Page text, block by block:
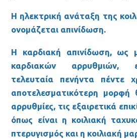
Η ηλεκτρική ανάταξη της
ονομάζεται απινίδωση.
Η καρδιακή απινίδωση, ως
καρδιακών αρρυθμιών,
τελευταία πενήντα πέντε
αποτελεσματικότερη μορφή
αρρυθμίες, τις εξαιρετικά
όπως είναι η κοιλιακή
πτερυγισμός και η κοιλιακή